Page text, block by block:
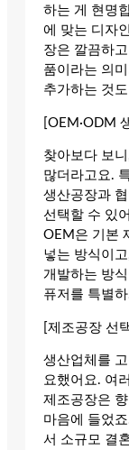
하는 게 현명
에 맞는 디자
장은 깔끔하
품이라는 의
추가하는 것
[OEM·ODM
찾아보다 보
많더라고요.
생산공장과
선택할 수 있
OEM은 기본
넣는 방식이
개발하는 방
퓨저를 특별
[제조공장 선
생산업체를
요했어요. 여
제조공장은
마음에 들었
서 소규모 결